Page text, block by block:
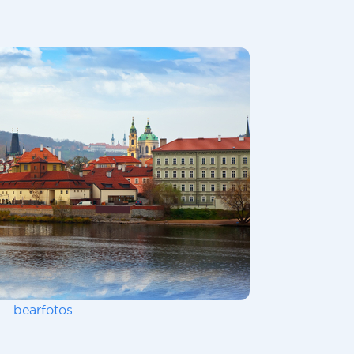
- bearfotos